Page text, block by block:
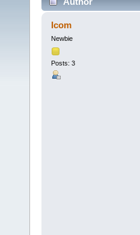
Icom
Newbie
Posts: 3